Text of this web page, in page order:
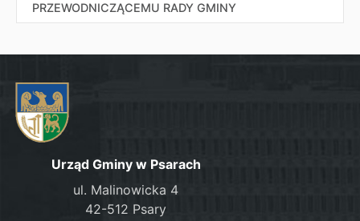
PRZEWODNICZĄCEMU RADY GMINY
Urząd Gminy w Psarach
ul. Malinowicka 4
42-512 Psary